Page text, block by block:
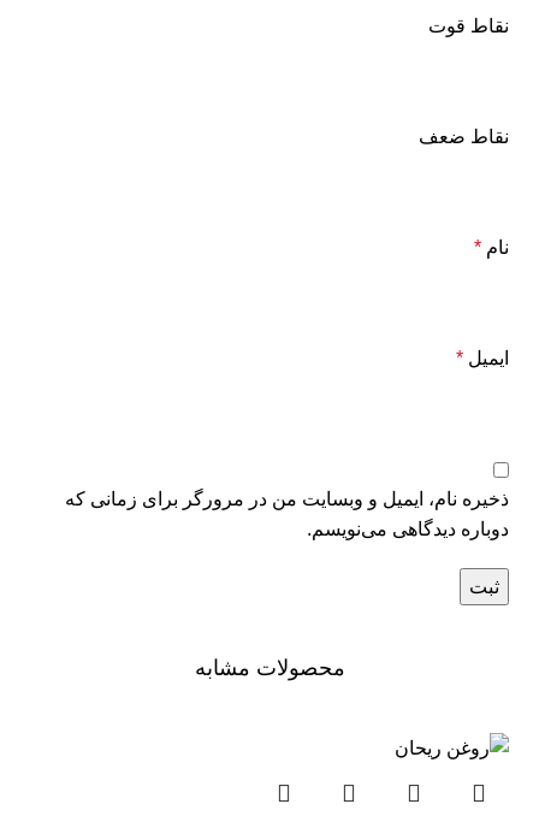
نقاط قوت
نقاط ضعف
نام *
ایمیل *
ذخیره نام، ایمیل و وبسایت من در مرورگر برای زمانی که
دوباره دیدگاهی می‌نویسم.
محصولات مشابه